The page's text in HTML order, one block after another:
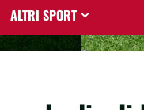
ALTRI SPORT